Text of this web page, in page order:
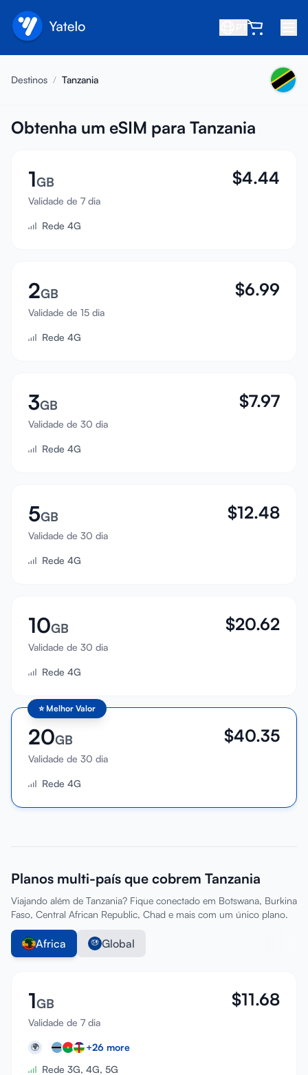
Sobre
Indique um amigo
Seja um afiliado
Central de ajuda
Suporte
Compatibilidade de dispositivos
Entrar
Destinos / Tanzania
Obtenha um eSIM para Tanzania
1GB
Validade de 7 dia
$4.44
Rede 4G
2GB
Validade de 15 dia
$6.99
Rede 4G
3GB
Validade de 30 dia
$7.97
Rede 4G
5GB
Validade de 30 dia
$12.48
Rede 4G
10GB
Validade de 30 dia
$20.62
Rede 4G
⭐ Melhor Valor
20GB
Validade de 30 dia
$40.35
Rede 4G
Planos multi-país que cobrem Tanzania
Viajando além de Tanzania? Fique conectado em Botswana, Burkina
Faso, Central African Republic, Chad e mais com um único plano.
Africa Global
1GB
Validade de 7 dia
$11.68
🌍 +26 more
Rede 3G, 4G, 5G